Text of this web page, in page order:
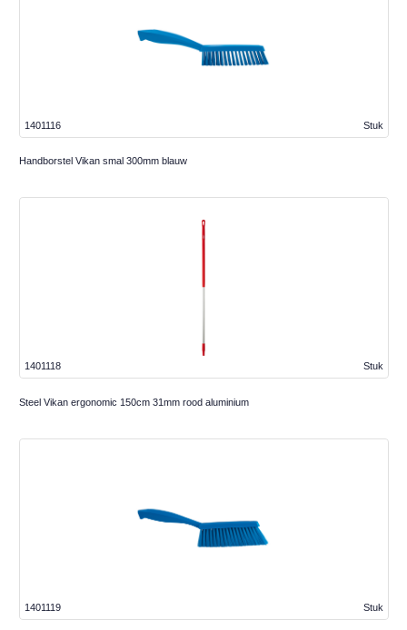
Stuk
1401116
Handborstel Vikan smal 300mm blauw
Stuk
1401118
Steel Vikan ergonomic 150cm 31mm rood aluminium
Stuk
1401119